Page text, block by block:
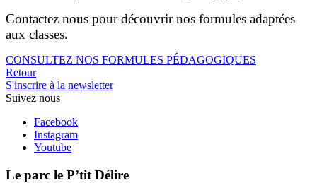
Contactez nous pour découvrir nos formules adaptées
aux classes.
CONSULTEZ NOS FORMULES PÉDAGOGIQUES
Retour
S'inscrire à la newsletter
Suivez nous
Facebook
Instagram
Youtube
Le parc le P’tit Délire